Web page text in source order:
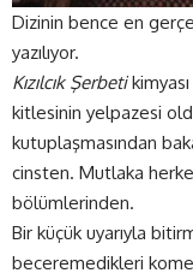
Dizinin bence en
yazılıyor.
Kızılcık Şerbeti
kitlesinin yelpazesi
kutuplaşmasından
cinsten. Mutlaka
bölümlerinden.
Bir küçük uyarıyla
beceremedikleri